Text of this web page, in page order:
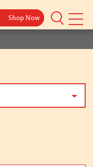
Shop Now
Shop Now